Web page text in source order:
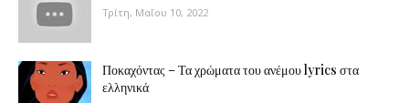
Τρίτη, Μαΐου 10, 2022
Ποκαχόντας – Τα χρώματα του ανέμου lyrics στα
ελληνικά